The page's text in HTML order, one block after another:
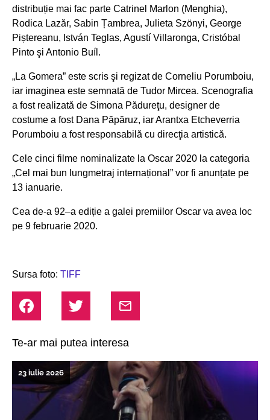
distribuție mai fac parte Catrinel Marlon (Menghia),
Rodica Lazăr, Sabin Țambrea, Julieta Szönyi, George
Piștereanu, István Teglas, Agustí Villaronga, Cristóbal
Pinto şi Antonio Buíl.
„La Gomera” este scris şi regizat de Corneliu Porumboiu,
iar imaginea este semnată de Tudor Mircea. Scenografia
a fost realizată de Simona Pădureţu, designer de
costume a fost Dana Păpăruz, iar Arantxa Etcheverria
Porumboiu a fost responsabilă cu direcţia artistică.
Cele cinci filme nominalizate la Oscar 2020 la categoria
„Cel mai bun lungmetraj internațional” vor fi anunțate pe
13 ianuarie.
Cea de-a 92–a ediție a galei premiilor Oscar va avea loc
pe 9 februarie 2020.
Sursa foto: TIFF
Te-ar mai putea interesa
23 iulie 2026